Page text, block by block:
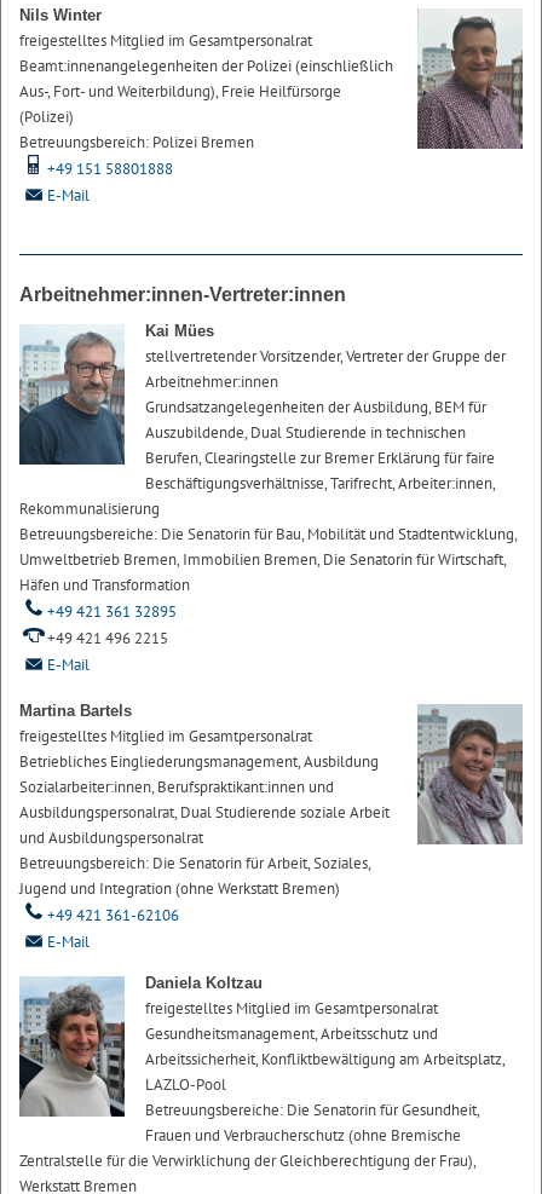
Nils Winter
freigestelltes Mitglied im Gesamtpersonalrat
Beamt:innenangelegenheiten der Polizei (einschließlich
Aus-, Fort- und Weiterbildung), Freie Heilfürsorge
(Polizei)
Betreuungsbereich: Polizei Bremen
+49 151 58801888
E-Mail
Arbeitnehmer:innen-Vertreter:innen
Kai Mües
stellvertretender Vorsitzender, Vertreter der Gruppe der
Arbeitnehmer:innen
Grundsatzangelegenheiten der Ausbildung, BEM für
Auszubildende, Dual Studierende in technischen
Berufen, Clearingstelle zur Bremer Erklärung für faire
Beschäftigungsverhältnisse, Tarifrecht, Arbeiter:innen,
Rekommunalisierung
Betreuungsbereiche: Die Senatorin für Bau, Mobilität und Stadtentwicklung,
Umweltbetrieb Bremen, Immobilien Bremen, Die Senatorin für Wirtschaft,
Häfen und Transformation
+49 421 361 32895
+49 421 496 2215
E-Mail
Martina Bartels
freigestelltes Mitglied im Gesamtpersonalrat
Betriebliches Eingliederungsmanagement, Ausbildung
Sozialarbeiter:innen, Berufspraktikant:innen und
Ausbildungspersonalrat, Dual Studierende soziale Arbeit
und Ausbildungspersonalrat
Betreuungsbereich: Die Senatorin für Arbeit, Soziales,
Jugend und Integration (ohne Werkstatt Bremen)
+49 421 361-62106
E-Mail
Daniela Koltzau
freigestelltes Mitglied im Gesamtpersonalrat
Gesundheitsmanagement, Arbeitsschutz und
Arbeitssicherheit, Konfliktbewältigung am Arbeitsplatz,
LAZLO-Pool
Betreuungsbereiche: Die Senatorin für Gesundheit,
Frauen und Verbraucherschutz (ohne Bremische
Zentralstelle für die Verwirklichung der Gleichberechtigung der Frau),
Werkstatt Bremen